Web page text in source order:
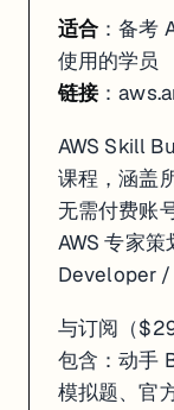
适合 ：备考
使用的学员
链接：
AWS Skill
课程，涵盖
无需付费账
AWS 专家
Developer /
与订阅（
包含：动手
模拟题、官